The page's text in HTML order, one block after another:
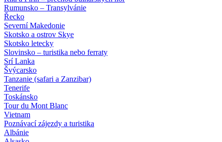
Rumunsko – Transylvánie
Řecko
Severní Makedonie
Skotsko a ostrov Skye
Skotsko letecky
Slovinsko – turistika nebo ferraty
Srí Lanka
Švýcarsko
Tanzanie (safari a Zanzibar)
Tenerife
Toskánsko
Tour du Mont Blanc
Vietnam
Poznávací zájezdy a turistika
Albánie